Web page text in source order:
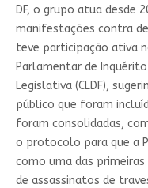
DF, o grupo atua desde
manifestações contra
teve participação ativa
Parlamentar de Inquérito
Legislativa (CLDF),
público que foram
foram consolidadas,
o protocolo para que a
como uma das
de assassinatos de